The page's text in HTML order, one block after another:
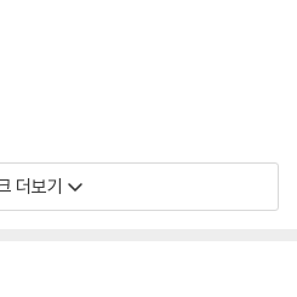
트랙을 재생할 때 이상 현상이 발생할
량 현상에 대해서는 반품/교환이 불가
부분 해결됩니다.
더보기